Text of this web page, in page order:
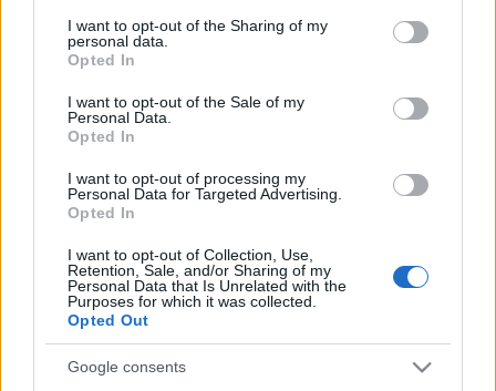
not limited to your visit or usage behaviour. You may click to
grant or deny consent to Google and its third-party tags to
use your data for below specified purposes in below Google
consent section.
I want to opt-out of the Sharing of my
personal data.
Opted In
I want to opt-out of the Sale of my
Personal Data.
Opted In
I want to opt-out of processing my
Personal Data for Targeted Advertising.
Opted In
I want to opt-out of Collection, Use,
Retention, Sale, and/or Sharing of my
Personal Data that Is Unrelated with the
Purposes for which it was collected.
Opted Out
Google consents
másodfokúra csökken a riasztás
HIRDETÉS